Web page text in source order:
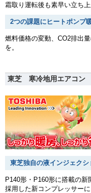
霜取り運転後も素早い立ち
2つの課題にヒートポンプ
燃料価格の変動、CO2排出
を。
東芝 寒冷地用エアコン
東芝独自の液インジェク
P140形・P160形に搭載の
採用した新コンプレッサー